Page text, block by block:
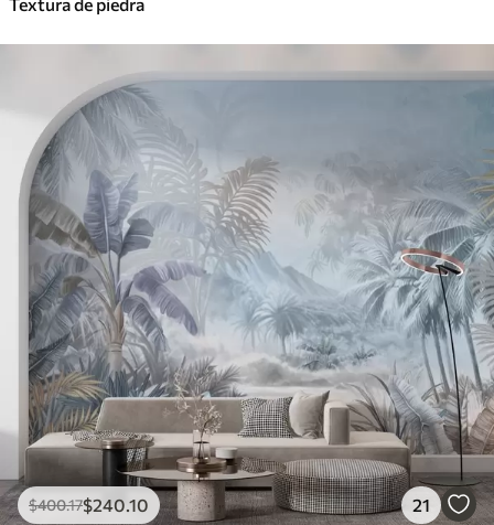
$400.17$240 .10 21